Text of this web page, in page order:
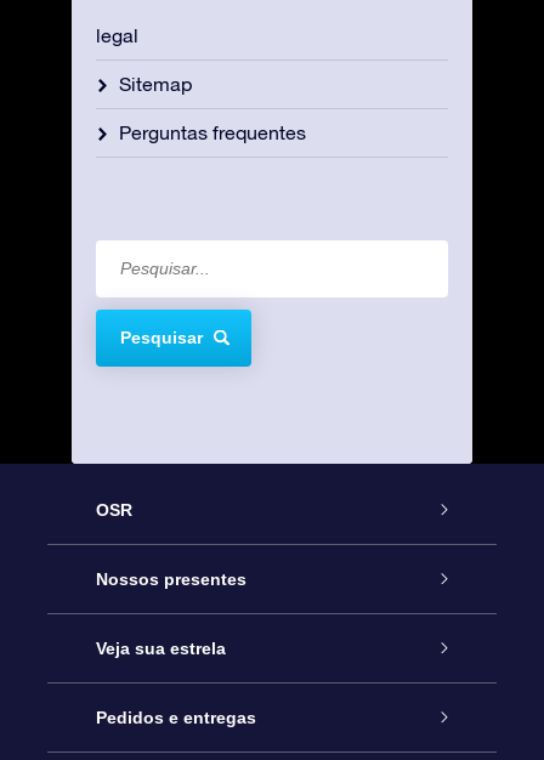
legal
Sitemap
Perguntas frequentes
Pesquisar
OSR
Serviço
Entre em contato conosco
Blog
Nossos presentes
Presente estrelar on-line
Pacote de presente da OSR
Veja sua estrela
Star Register
Pedidos e entregas